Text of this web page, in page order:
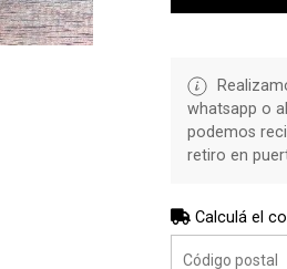
whatsapp o
podemos
retiro en
Calculá el